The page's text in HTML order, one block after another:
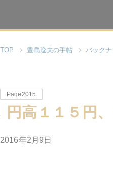
TOP 豊島逸夫の手帖 バックナ
Page2015
円高１１５円
2016年2月9日